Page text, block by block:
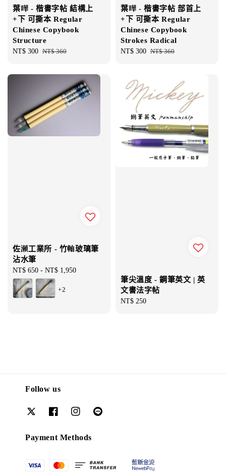
葉曄 - 楷書字帖 結構上
+下 可撕本 Regular
Chinese Copybook
Structure
Sale
NT$ 300 Regular
NT$ 360
葉曄 - 楷書字帖 部首上
+下 可撕本 Regular
Chinese Copybook
Strokes Radical
Sale
NT$ 300 Regular
NT$ 360
佐瀬工業所 - 竹軸玻璃筆
沾水筆
Regular
price
NT$ 650 - NT$ 1,950
+2
筆尖溫度 - 鋼筆英文 | 英
文書法字帖
Regular
NT$ 250
Follow us
Payment Methods